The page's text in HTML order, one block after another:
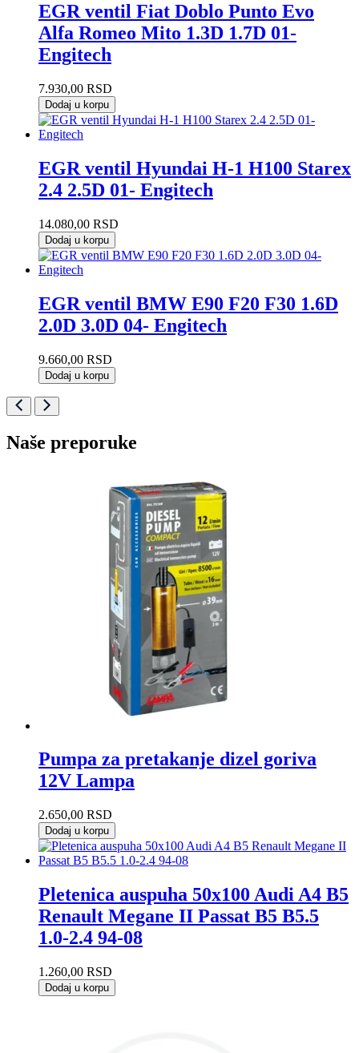
EGR ventil Fiat Doblo Punto Evo
Alfa Romeo Mito 1.3D 1.7D 01-
Engitech
7.930,00 RSD
Dodaj u korpu
EGR ventil Hyundai H-1 H100 Starex
2.4 2.5D 01- Engitech
14.080,00 RSD
Dodaj u korpu
EGR ventil BMW E90 F20 F30 1.6D
2.0D 3.0D 04- Engitech
9.660,00 RSD
Dodaj u korpu
Naše preporuke
Pumpa za pretakanje dizel goriva
12V Lampa
2.650,00 RSD
Dodaj u korpu
Pletenica auspuha 50x100 Audi A4 B5
Renault Megane II Passat B5 B5.5
1.0-2.4 94-08
1.260,00 RSD
Dodaj u korpu